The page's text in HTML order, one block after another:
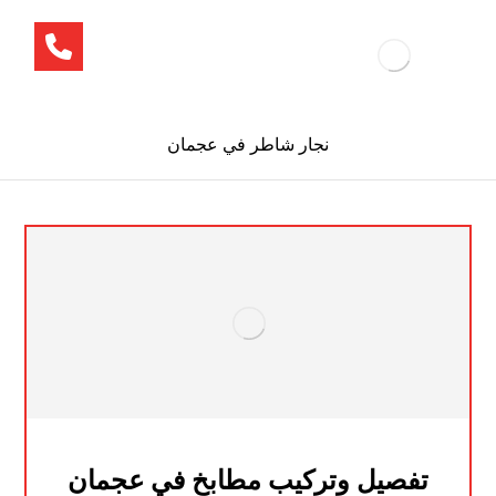
نجار شاطر في عجمان
تفصيل وتركيب مطابخ في عجمان